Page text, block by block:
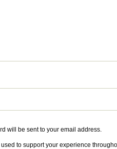
will be sent to your email address.
to support your experience